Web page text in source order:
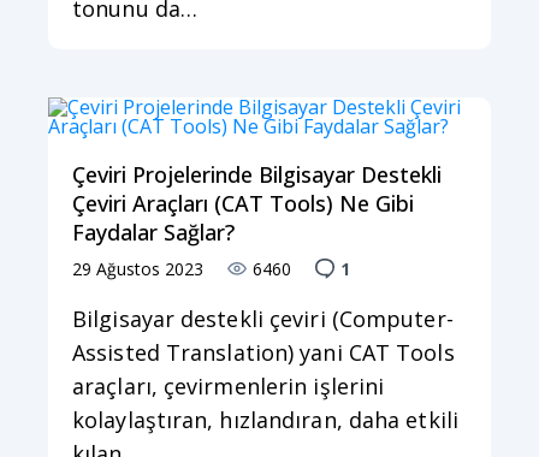
tonunu da…
Çeviri Projelerinde Bilgisayar Destekli
Çeviri Araçları (CAT Tools) Ne Gibi
Faydalar Sağlar?
29 Ağustos 2023 6460 1
Bilgisayar destekli çeviri (Computer-
Assisted Translation) yani CAT Tools
araçları, çevirmenlerin işlerini
kolaylaştıran, hızlandıran, daha etkili